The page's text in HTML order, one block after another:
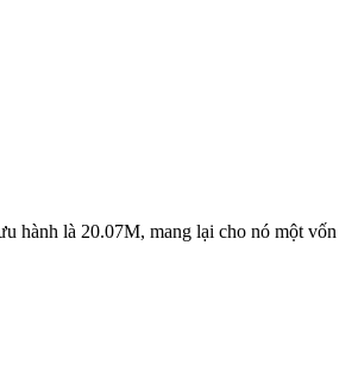
hành là 20.07M, mang lại cho nó một vốn